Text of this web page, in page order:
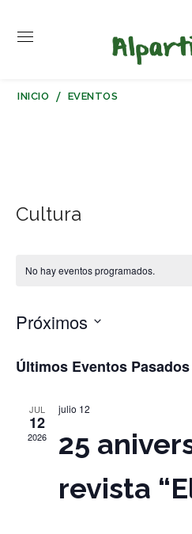
INICIO EVENTOS
Cultura
No hay eventos programados.
Próximos
Selecciona
fecha.
Últimos Eventos Pasados
JUL
12
2026
julio 12
25
revista